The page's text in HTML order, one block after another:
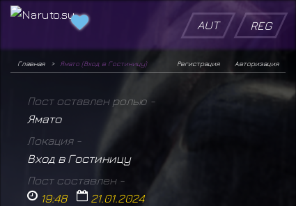
AUT REG
Главная Ямато (Вход в Гостиницу) Авторизация
Регистрация
Пост оставлен ролью -
Ямато
Локация -
Вход в Гостиницу
Пост составлен -
19:48 21.01.2024